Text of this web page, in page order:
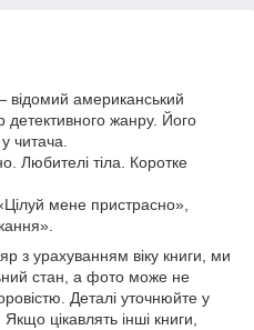
відомий американський
жанру. Його
читача.
Любителі тіла. Коротке
мене пристрасно»,
з урахуванням віку книги, ми
стан, а фото може не
Деталі уточнюйте у
цікавлять інші книги,